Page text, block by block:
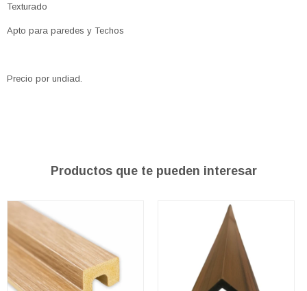
Texturado
Apto para paredes y Techos
Precio por undiad.
Productos que te pueden interesar